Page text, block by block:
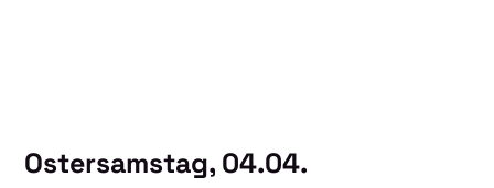
Ostersamstag, 04.04.